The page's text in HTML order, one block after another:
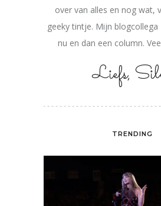
over van alles en nog wat,
geeky tintje. Mijn
nu en dan een column.
Liefs,
TRENDING